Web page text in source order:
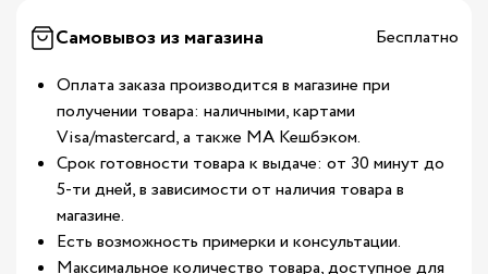
Самовывоз из магазина
Бесплатно
Оплата заказа производится в магазине при
получении товара: наличными, картами
Visa/mastercard, а также МА Кешбэком.
Срок готовности товара к выдаче: от 30 минут до
5-ти дней, в зависимости от наличия товара в
магазине.
Есть возможность примерки и консультации.
Максимальное количество товара, доступное для